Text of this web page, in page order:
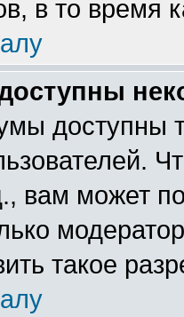
в то время
доступны
вам может
такое